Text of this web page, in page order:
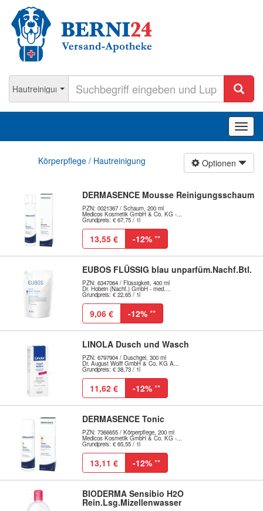
ein-/
Optionen
Körperpflege / Hautreinigung
DERMASENCE Mousse Reinigungsschaum
PZN: 0021367 / Schaum, 200 ml
Medicos Kosmetik GmbH & Co. KG -...
Grundpreis: € 67,75 / 1l
13,55 € -12% **
EUBOS FLÜSSIG blau unparfüm.Nachf.Btl.
PZN: 6347064 / Flüssigkeit, 400 ml
Dr. Hobein (Nachf.) GmbH - med....
Grundpreis: € 22,65 / 1l
9,06 € -12% **
LINOLA Dusch und Wasch
PZN: 6797904 / Duschgel, 300 ml
Dr. August Wolff GmbH & Co. KG A...
Grundpreis: € 38,73 / 1l
11,62 € -12% **
DERMASENCE Tonic
PZN: 7366655 / Körperpflege, 200 ml
Medicos Kosmetik GmbH & Co. KG -...
Grundpreis: € 65,55 / 1l
13,11 € -12% **
BIODERMA Sensibio H2O
Rein.Lsg.Mizellenwasser